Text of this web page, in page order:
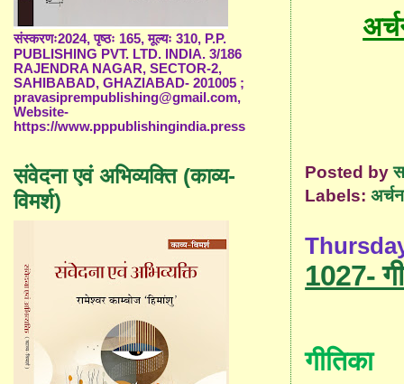
Posted by
Labels:
1027-
गीतिका
संस्करणः2024, पृष्ठः 165, मूल्यः 310, P.P.
PUBLISHING PVT. LTD. INDIA. 3/186
RAJENDRA NAGAR, SECTOR-2,
SAHIBABAD, GHAZIABAD- 201005 ;
pravasiprempublishing@gmail.com,
Website-
https://www.pppublishingindia.press
संवेदना एवं अभिव्यक्ति (काव्य-
विमर्श)